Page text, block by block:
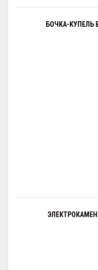
БОЧКА-КУПЕЛЬ